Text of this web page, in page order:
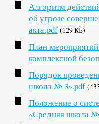
Алгоритм
об угрозе
акта.pdf (129 КБ)
План
комплексной
Порядок
школа № 3».pdf
Положение о
«Средняя школа